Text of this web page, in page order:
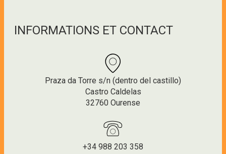
INFORMATIONS ET CONTACT
Praza da Torre s/n (dentro del castillo)
Castro Caldelas
32760 Ourense
+34 988 203 358